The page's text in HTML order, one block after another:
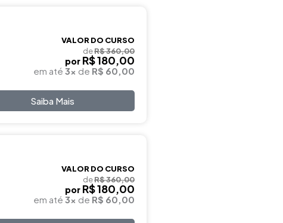
VALOR DO CURSO
deR$ 360,00
por R$ 180,00
em até 3x de R$ 60,00
Saiba Mais
VALOR DO CURSO
deR$ 360,00
por R$ 180,00
em até 3x de R$ 60,00